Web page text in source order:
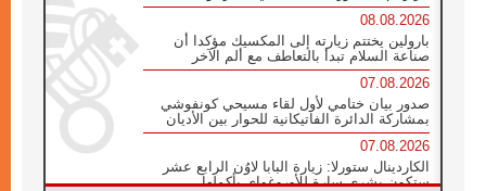
08.08.2026
بارولين يختتم زيارته إلى المكسيك مؤكدا أن
صناعة السلام تبدأ بالتعاطف مع ألم الآخر
07.08.2026
صدور بيان ختامي لأول لقاء مسيحي كونفوشي
بمشاركة الدائرة الفاتيكانية للحوار بين الأديان
07.08.2026
الكاردينال ستورلا: زيارة البابا لاوُن الرابع عشر
ستكون بشرى سارة للأوروغواي بأكملها